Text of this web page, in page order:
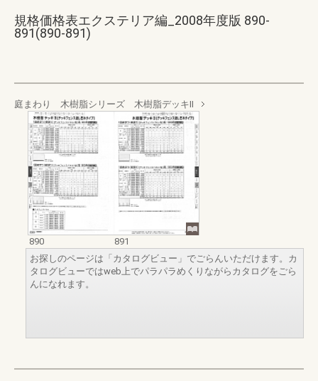
規格価格表エクステリア編_2008年度版 890-
891(890-891)
庭まわり 木樹脂シリーズ 木樹脂デッキⅡ
890
891
お探しのページは「カタログビュー」でごらんいただけます。カ
タログビューではweb上でパラパラめくりながらカタログをごら
んになれます。